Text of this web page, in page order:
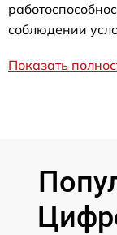
соблюдении
Показать